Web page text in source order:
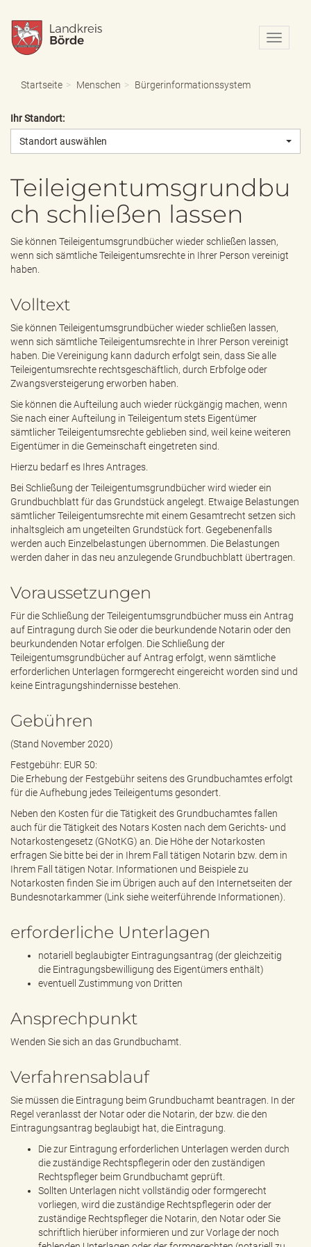
N
a
o
a
u
n
d
e
Startseite Menschen Bürgerinformationssystem
Ihr Standort:
Standort auswählen
Teileigentumsgrundbu
ch schließen lassen
Sie können Teileigentumsgrundbücher wieder schließen lassen,
wenn sich sämtliche Teileigentumsrechte in Ihrer Person vereinigt
haben.
Volltext
Sie können Teileigentumsgrundbücher wieder schließen lassen,
wenn sich sämtliche Teileigentumsrechte in Ihrer Person vereinigt
haben. Die Vereinigung kann dadurch erfolgt sein, dass Sie alle
Teileigentumsrechte rechtsgeschäftlich, durch Erbfolge oder
Zwangsversteigerung erworben haben.
Sie können die Aufteilung auch wieder rückgängig machen, wenn
Sie nach einer Aufteilung in Teileigentum stets Eigentümer
sämtlicher Teileigentumsrechte geblieben sind, weil keine weiteren
Eigentümer in die Gemeinschaft eingetreten sind.
Hierzu bedarf es Ihres Antrages.
Bei Schließung der Teileigentumsgrundbücher wird wieder ein
Grundbuchblatt für das Grundstück angelegt. Etwaige Belastungen
sämtlicher Teileigentumsrechte mit einem Gesamtrecht setzen sich
inhaltsgleich am ungeteilten Grundstück fort. Gegebenenfalls
werden auch Einzelbelastungen übernommen. Die Belastungen
werden daher in das neu anzulegende Grundbuchblatt übertragen.
Voraussetzungen
Für die Schließung der Teileigentumsgrundbücher muss ein Antrag
auf Eintragung durch Sie oder die beurkundende Notarin oder den
beurkundenden Notar erfolgen. Die Schließung der
Teileigentumsgrundbücher auf Antrag erfolgt, wenn sämtliche
erforderlichen Unterlagen formgerecht eingereicht worden sind und
keine Eintragungshindernisse bestehen.
Gebühren
(Stand November 2020)
Festgebühr: EUR 50:
Die Erhebung der Festgebühr seitens des Grundbuchamtes erfolgt
für die Aufhebung jedes Teileigentums gesondert.
Neben den Kosten für die Tätigkeit des Grundbuchamtes fallen
auch für die Tätigkeit des Notars Kosten nach dem Gerichts- und
Notarkostengesetz (GNotKG) an. Die Höhe der Notarkosten
erfragen Sie bitte bei der in Ihrem Fall tätigen Notarin bzw. dem in
Ihrem Fall tätigen Notar. Informationen und Beispiele zu
Notarkosten finden Sie im Übrigen auch auf den Internetseiten der
Bundesnotarkammer (Link siehe weiterführende Informationen).
erforderliche Unterlagen
notariell beglaubigter Eintragungsantrag (der gleichzeitig
die Eintragungsbewilligung des Eigentümers enthält)
eventuell Zustimmung von Dritten
Ansprechpunkt
Wenden Sie sich an das Grundbuchamt.
Verfahrensablauf
Sie müssen die Eintragung beim Grundbuchamt beantragen. In der
Regel veranlasst der Notar oder die Notarin, der bzw. die den
Eintragungsantrag beglaubigt hat, die Eintragung.
Die zur Eintragung erforderlichen Unterlagen werden durch
die zuständige Rechtspflegerin oder den zuständigen
Rechtspfleger beim Grundbuchamt geprüft.
Sollten Unterlagen nicht vollständig oder formgerecht
vorliegen, wird die zuständige Rechtspflegerin oder der
zuständige Rechtspfleger die Notarin, den Notar oder Sie
schriftlich hierüber informieren und zur Vorlage der noch